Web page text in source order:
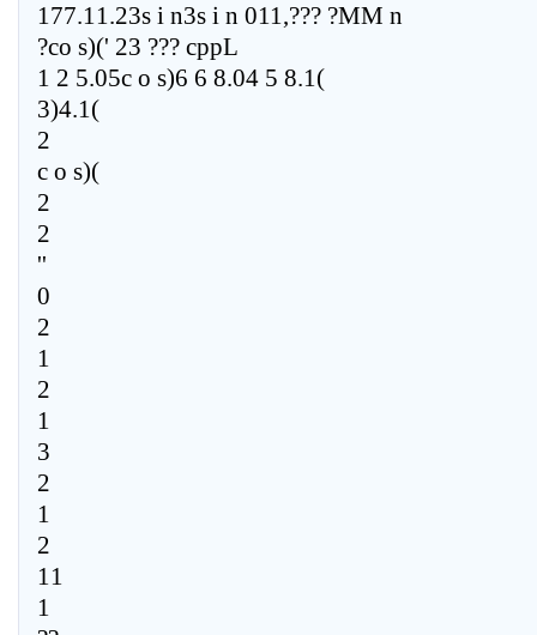
177.11.23s i n3s i n 011,??? ?MM n
?co s)(' 23 ??? cppL
1 2 5.05c o s)6 6 8.04 5 8.1(
3)4.1(
2
c o s)(
2
2
''
0
2
1
2
1
3
2
1
2
11
1